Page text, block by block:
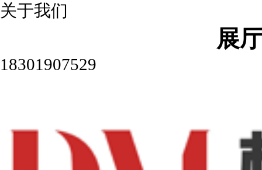
关于我们
展
18301907529